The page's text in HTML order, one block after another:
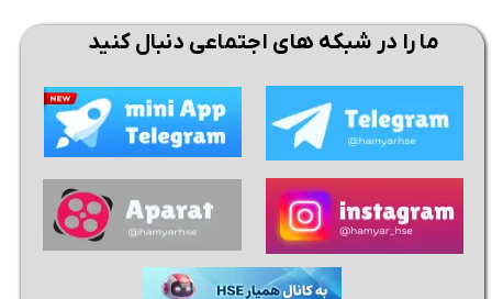
ما را در شبکه های اجتماعی دنبال کنید